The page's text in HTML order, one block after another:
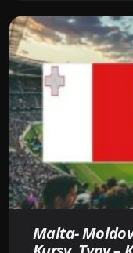
2024-
10-
20:45
)
KTO
BĘDZIE
LEPSZY
Malta-